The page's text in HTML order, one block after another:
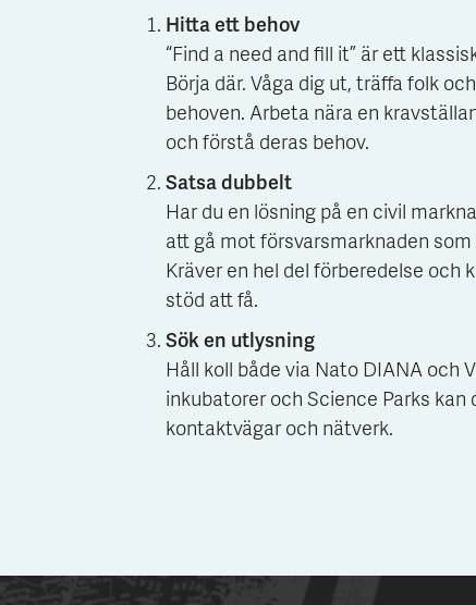
Hitta ett behov
“Find a need and fill it” är ett
Börja där. Våga dig ut, träffa folk
behoven. Arbeta nära en
och förstå deras behov.
Satsa dubbelt
Har du en lösning på en civil
att gå mot försvarsmarknaden
Kräver en hel del förberedelse och
stöd att få.
Sök en utlysning
Håll koll både via Nato DIANA och
inkubatorer och Science Parks kan
kontaktvägar och nätverk.